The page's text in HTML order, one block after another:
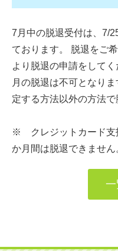
7月中の脱退受付は、7/
ております。 脱退をご
より脱退の申請をして
月の脱退は不可となり
定する方法以外の方法で
※ クレジットカード支
か月間は脱退できません